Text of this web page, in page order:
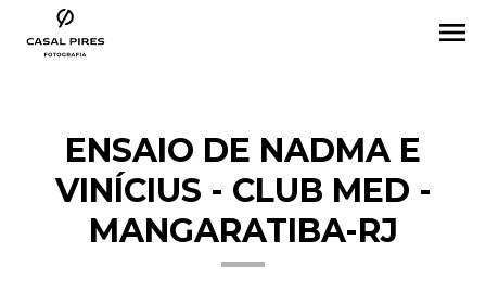
menu
ENSAIO DE NADMA E
VINÍCIUS - CLUB MED -
MANGARATIBA-RJ